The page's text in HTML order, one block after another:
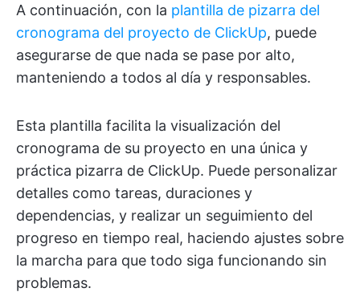
A continuación, con la plantilla de pizarra del
cronograma del proyecto de ClickUp, puede
asegurarse de que nada se pase por alto,
manteniendo a todos al día y responsables.
Esta plantilla facilita la visualización del
cronograma de su proyecto en una única y
práctica pizarra de ClickUp. Puede personalizar
detalles como tareas, duraciones y
dependencias, y realizar un seguimiento del
progreso en tiempo real, haciendo ajustes sobre
la marcha para que todo siga funcionando sin
problemas.